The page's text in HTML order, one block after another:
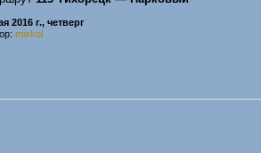
2016 г., четверг
mixkol